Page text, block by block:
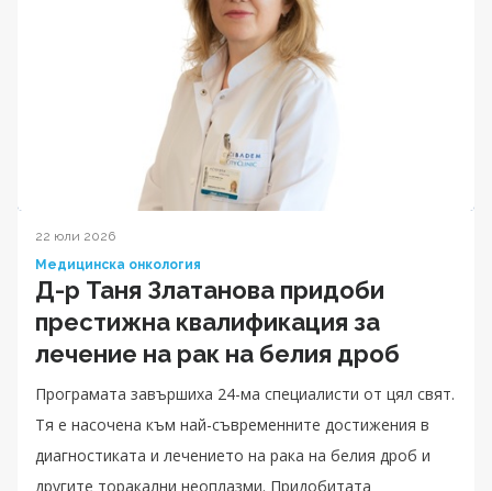
22 юли 2026
Медицинска онкология
Д-р Таня Златанова придоби
престижна квалификация за
лечение на рак на белия дроб
Програмата завършиха 24-ма специалисти от цял свят.
Тя е насочена към най-съвременните достижения в
диагностиката и лечението на рака на белия дроб и
другите торакални неоплазми. Придобитата